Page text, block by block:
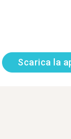
Scarica la